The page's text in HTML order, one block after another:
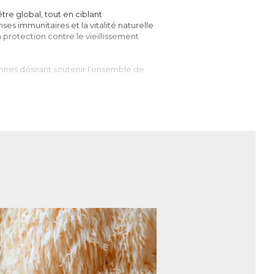
global, tout en ciblant
immunitaires et la vitalité naturelle
protection contre le vieillissement
désirant soutenir l’ensemble de
le vieillissement prématuré des
nom latinGanoderma Lucidum, figure
corps de s’adapter aux différents
immunitaire, hépatique, etc.
le Reishi se révèle très intéressant